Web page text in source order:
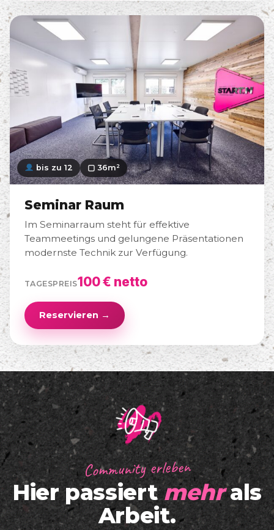
bis zu 12 ▢ 36m²
Seminar Raum
Im Seminarraum steht für effektive
Teammeetings und gelungene Präsentationen
modernste Technik zur Verfügung.
TAGESPREIS100 € netto
Reservieren →
Community erleben
Hier passiertmehrals
Arbeit.